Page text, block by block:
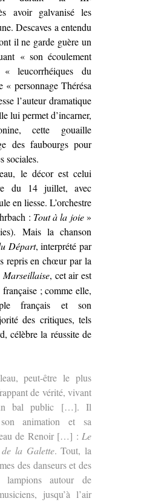
avoir galvanisé les
Descaves a entendu
il ne garde guère un
« son écoulement
leucorrhéiques du
« personnage Thérésa
l’auteur dramatique
lui permet d’incarner,
cette gouaille
des faubourgs pour
sociales.
le décor est celui
du 14 juillet, avec
en liesse. L’orchestre
: Tout à la joie»
Mais la chanson
Départ, interprété par
repris en chœur par la
Marseillaise, cet air est
; comme elle,
français et son
des critiques, tels
célèbre la réussite de
peut-être le plus
de vérité, vivant
bal public […]. Il
animation et sa
de Renoir […] : Le
la Galette. Tout, la
des danseurs et des
lampions autour de
jusqu’à l’air